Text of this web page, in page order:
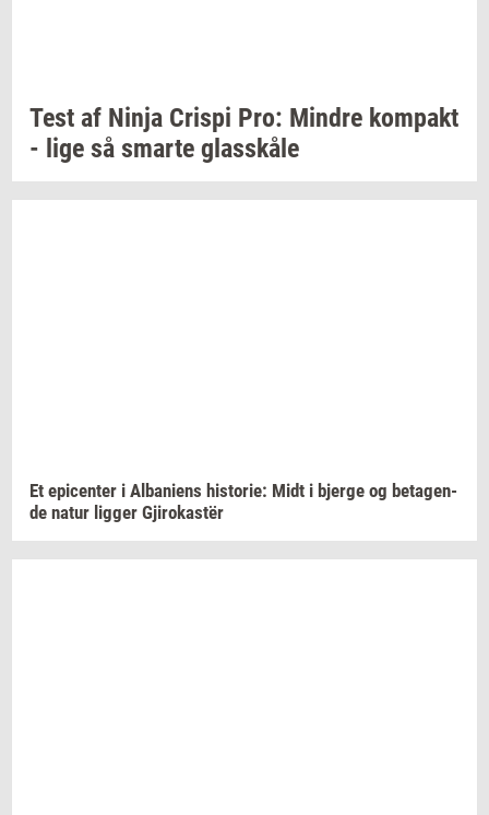
Test af Ninja Cri­spi Pro: Min­dre kom­pakt
- lige så smar­te glas­skå­le
Et epi­cen­ter i Al­ba­ni­ens hi­sto­rie: Midt i bjer­ge og be­ta­gen­
de natur lig­ger Gjirokastër